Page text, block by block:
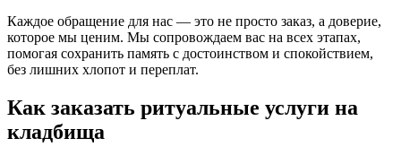
Каждое обращение для нас — это не просто заказ, а доверие,
которое мы ценим. Мы сопровождаем вас на всех этапах,
помогая сохранить память с достоинством и спокойствием,
без лишних хлопот и переплат.
Как заказать ритуальные услуги на
кладбища